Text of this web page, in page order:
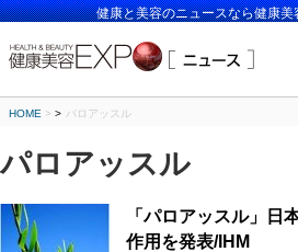
健康と美容のニュースなら健康美
HOME > パロアッスル
パロアッスル
「パロアッスル」日
作用を発表/IHM